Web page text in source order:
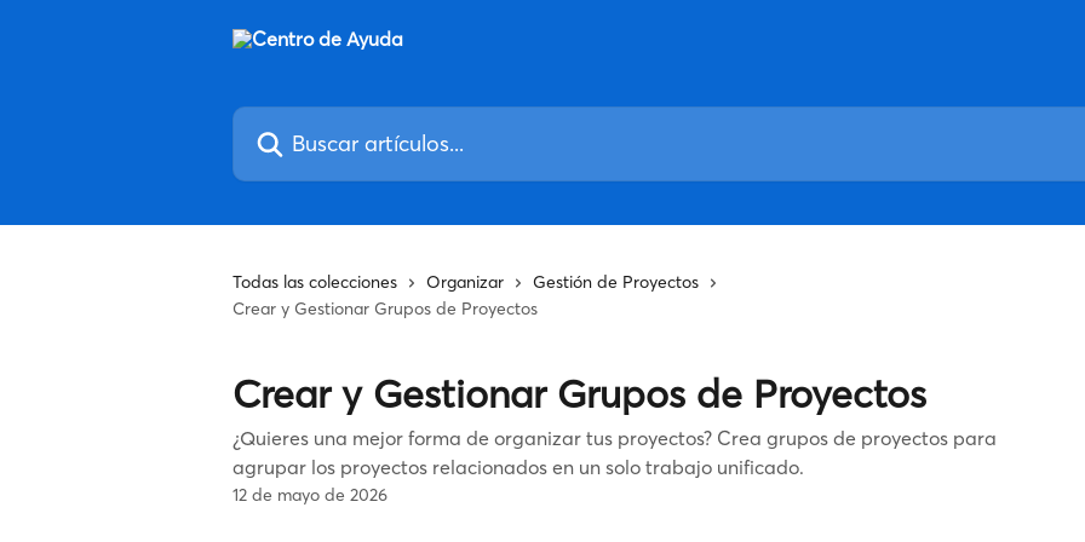
Buscar artículos...
Todas las colecciones Organizar
Gestión de Proyectos
Crear y Gestionar Grupos de Proyectos
Crear y Gestionar Grupos de Proyectos
¿Quieres una mejor forma de organizar tus proyectos? Crea grupos de proyectos para
agrupar los proyectos relacionados en un solo trabajo unificado.
12 de mayo de 2026